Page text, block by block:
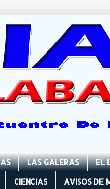
LAS GALERAS EL
CIENCIAS AVISOS DE